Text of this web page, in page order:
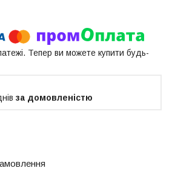
Тепер ви можете купити будь-
за домовленістю